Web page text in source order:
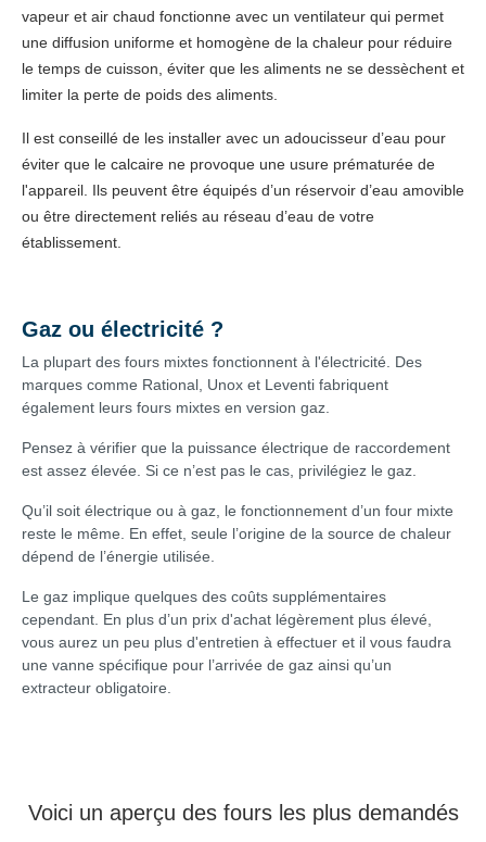
vapeur et air chaud fonctionne avec un ventilateur qui permet
une diffusion uniforme et homogène de la chaleur pour réduire
le temps de cuisson, éviter que les aliments ne se dessèchent et
limiter la perte de poids des aliments.
Il est conseillé de les installer avec un adoucisseur d’eau pour
éviter que le calcaire ne provoque une usure prématurée de
l'appareil. Ils peuvent être équipés d’un réservoir d’eau amovible
ou être directement reliés au réseau d’eau de votre
établissement.
Gaz ou électricité ?
La plupart des fours mixtes fonctionnent à l'électricité. Des
marques comme Rational, Unox et Leventi fabriquent
également leurs fours mixtes en version gaz.
Pensez à vérifier que la puissance électrique de raccordement
est assez élevée. Si ce n’est pas le cas, privilégiez le gaz.
Qu’il soit électrique ou à gaz, le fonctionnement d’un four mixte
reste le même. En effet, seule l’origine de la source de chaleur
dépend de l’énergie utilisée.
Le gaz implique quelques des coûts supplémentaires
cependant. En plus d’un prix d'achat légèrement plus élevé,
vous aurez un peu plus d'entretien à effectuer et il vous faudra
une vanne spécifique pour l’arrivée de gaz ainsi qu’un
extracteur obligatoire.
Voici un aperçu des fours les plus demandés